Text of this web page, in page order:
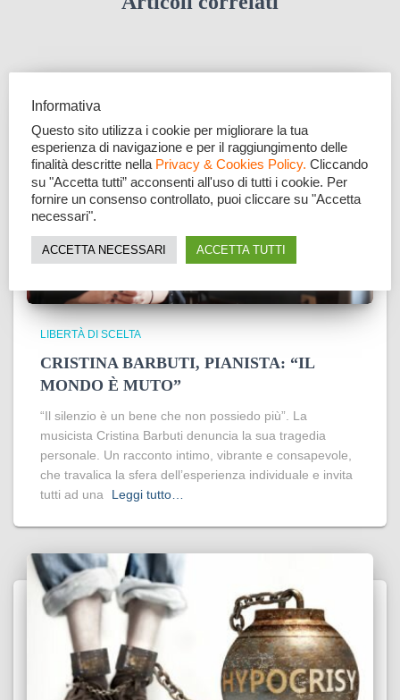
LIBERTÀ DI SCELTA
CRISTINA BARBUTI, PIANISTA: “IL
MONDO È MUTO”
“Il silenzio è un bene che non possiedo più”. La
musicista Cristina Barbuti denuncia la sua tragedia
personale. Un racconto intimo, vibrante e consapevole,
che travalica la sfera dell’esperienza individuale e invita
tutti ad una
Leggi tutto…
Informativa
Questo sito utilizza i cookie per migliorare la tua
esperienza di navigazione e per il raggiungimento delle
finalità descritte nella Privacy & Cookies Policy. Cliccando
su "Accetta tutti” acconsenti all'uso di tutti i cookie. Per
fornire un consenso controllato, puoi cliccare su "Accetta
necessari".
ACCETTA NECESSARI ACCETTA TUTTI